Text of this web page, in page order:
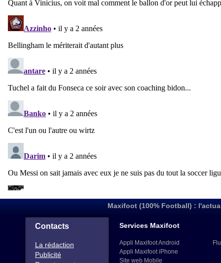
Maxifoot (100% Football) :
Contacts
La rédaction
Publicité
Services Maxifoot
Appli Maxifoot Android
Appli Maxifoot iPhone
Site web Mobile